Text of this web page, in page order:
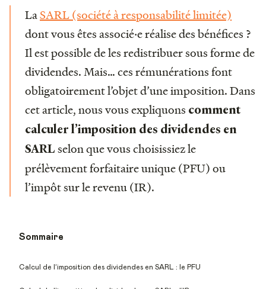
LaSARL (société à responsabilité limitée)
dont vous êtes associé‧e réalise des bénéfices ?
Il est possible de les redistribuer sous forme de
dividendes. Mais… ces rémunérations font
obligatoirement l’objet d’une imposition. Dans
cet article, nous vous expliquons comment
calculer l’imposition des dividendes en
SARL selon que vous choisissiez le
prélèvement forfaitaire unique (PFU) ou
l’impôt sur le revenu (IR).
Sommaire
Calcul de l’imposition des dividendes en SARL : le PFU